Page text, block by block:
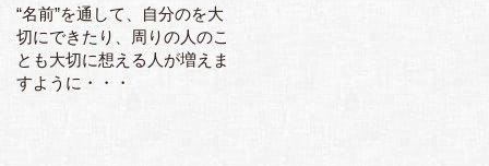
“名前”を通して、自分のを大
切にできたり、周りの人のこ
とも大切に想える人が増えま
すように・・・